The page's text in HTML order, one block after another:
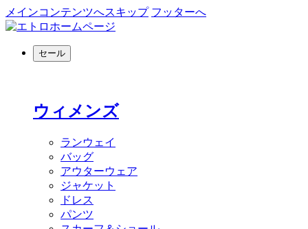
メインコンテンツへスキップ フッターへ
セール
ウィメンズ
ランウェイ
バッグ
アウターウェア
ジャケット
ドレス
パンツ